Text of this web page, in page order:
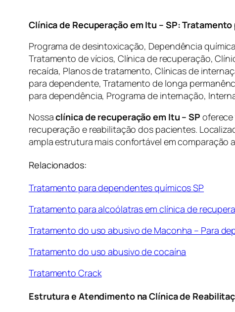
Clínica de Recuperação em Itu – SP:
Programa de desintoxicação, Dependência
Tratamento de vícios, Clínica de recuperação,
recaída, Planos de tratamento, Clínicas de
para dependente, Tratamento de longa
para dependência, Programa de internação,
Nossaclínica de recuperação em Itu – SP
recuperação e reabilitação dos pacientes.
ampla estrutura mais confortável em comparação
Relacionados:
Tratamento para dependentes químicos SP
Tratamento para alcoólatras em clínica de
Tratamento do uso abusivo de Maconha – Para
Tratamento do uso abusivo de cocaína
Tratamento Crack
Estrutura e Atendimento na Clínica de